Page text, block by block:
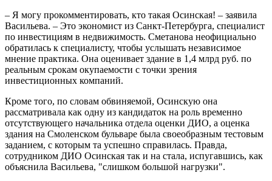
– Я могу прокомментировать, кто такая Осинская! – заявила
Васильева. – Это экономист из Санкт-Петербурга, специалист
по инвестициям в недвижимость. Сметанова неофициально
обратилась к специалисту, чтобы услышать независимое
мнение практика. Она оценивает здание в 1,4 млрд руб. по
реальным срокам окупаемости с точки зрения
инвестиционных компаний.
Кроме того, по словам обвиняемой, Осинскую она
рассматривала как одну из кандидаток на роль временно
отсутствующего начальника отдела оценки ДИО, а оценка
здания на Смоленском бульваре была своеобразным тестовым
заданием, с которым та успешно справилась. Правда,
сотрудником ДИО Осинская так и на стала, испугавшись, как
объяснила Васильева, "слишком большой нагрузки".